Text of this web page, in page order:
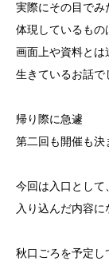
実際にその目でみ
体現しているもの
画面上や資料とは
生きているお話で
帰り際に急遽
第二回も開催も決
今回は入口として
入り込んだ内容に
秋口ごろを予定し